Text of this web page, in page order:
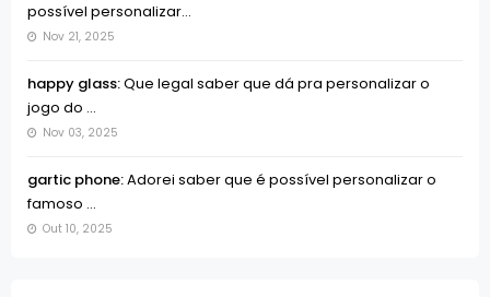
possível personalizar...
Nov 21, 2025
happy glass:Que legal saber que dá pra personalizar o
jogo do ...
Nov 03, 2025
gartic phone:Adorei saber que é possível personalizar o
famoso ...
Out 10, 2025